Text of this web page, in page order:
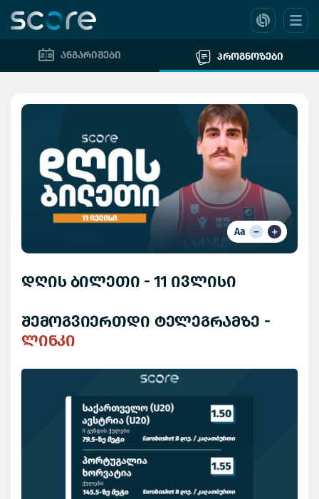
ანგარიშები პროგნოზები
Aa
დღის ბილეთი - 11 ივლისი
შემოგვიერთდი ტელეგრამზე -
ლინკი